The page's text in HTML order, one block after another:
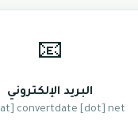
📧
البريد الإلكتروني
convertdate [dot] net